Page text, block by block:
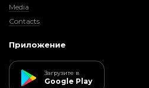
Media
Contacts
Приложение
Загрузите в
Google Play